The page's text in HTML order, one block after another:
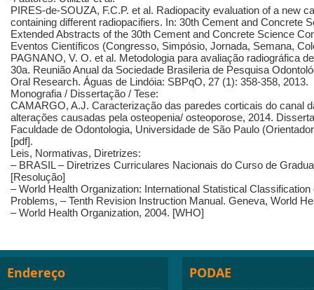
PIRES-de-SOUZA, F.C.P. et al. Radiopacity evaluation of a new
containing different radiopacifiers. In: 30th Cement and Concrete
Extended Abstracts of the 30th Cement and Concrete Science
Eventos Científicos (Congresso, Simpósio, Jornada, Semana,
PAGNANO, V. O. et al. Metodologia para avaliação radiográfica
30a. Reunião Anual da Sociedade Brasileria de Pesquisa
Oral Research. Águas de Lindóia: SBPqO, 27 (1): 358-358, 2013.
Monografia / Dissertação / Tese:
CAMARGO, A.J. Caracterização das paredes corticais do canal
alterações causadas pela osteopenia/ osteoporose, 2014.
Faculdade de Odontologia, Universidade de São Paulo
[pdf].
Leis, Normativas, Diretrizes:
– BRASIL – Diretrizes Curriculares Nacionais do Curso de
[Resolução]
– World Health Organization: International Statistical
Problems, – Tenth Revision Instruction Manual. Geneva, World
– World Health Organization, 2004. [WHO]
Endereço PODAE